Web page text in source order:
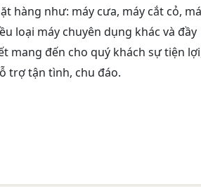
hàng như: máy cưa, máy cắt cỏ,
loại máy chuyên dụng khác và đầy
mang đến cho quý khách sự tiện
trợ tận tình, chu đáo.